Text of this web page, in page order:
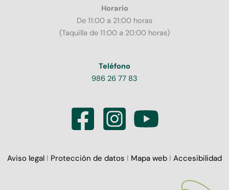
Horario
De 11:00 a 21:00 horas
(Taquilla de 11:00 a 20:00 horas)
Teléfono
986 26 77 83
Aviso legal I Protección de datos I Mapa web I Accesibilidad